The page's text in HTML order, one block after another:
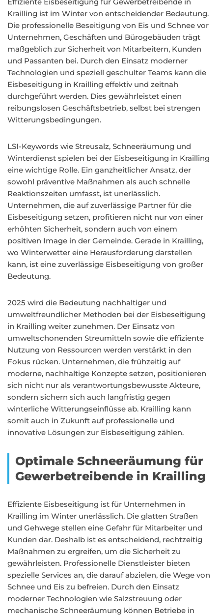
Krailling ist im Winter von entscheidender Bedeutung.
Die professionelle Beseitigung von Eis und Schnee vor
Unternehmen, Geschäften und Bürogebäuden trägt
maßgeblich zur Sicherheit von Mitarbeitern, Kunden
und Passanten bei. Durch den Einsatz moderner
Technologien und speziell geschulter Teams kann die
Eisbeseitigung in Krailling effektiv und zeitnah
durchgeführt werden. Dies gewährleistet einen
reibungslosen Geschäftsbetrieb, selbst bei strengen
Witterungsbedingungen.
LSI-Keywords wie Streusalz, Schneeräumung und
Winterdienst spielen bei der Eisbeseitigung in Krailling
eine wichtige Rolle. Ein ganzheitlicher Ansatz, der
sowohl präventive Maßnahmen als auch schnelle
Reaktionszeiten umfasst, ist unerlässlich.
Unternehmen, die auf zuverlässige Partner für die
Eisbeseitigung setzen, profitieren nicht nur von einer
erhöhten Sicherheit, sondern auch von einem
positiven Image in der Gemeinde. Gerade in Krailling,
wo Winterwetter eine Herausforderung darstellen
kann, ist eine zuverlässige Eisbeseitigung von großer
Bedeutung.
2025 wird die Bedeutung nachhaltiger und
umweltfreundlicher Methoden bei der Eisbeseitigung
in Krailling weiter zunehmen. Der Einsatz von
umweltschonenden Streumitteln sowie die effiziente
Nutzung von Ressourcen werden verstärkt in den
Fokus rücken. Unternehmen, die frühzeitig auf
moderne, nachhaltige Konzepte setzen, positionieren
sich nicht nur als verantwortungsbewusste Akteure,
sondern sichern sich auch langfristig gegen
winterliche Witterungseinflüsse ab. Krailling kann
somit auch in Zukunft auf professionelle und
innovative Lösungen zur Eisbeseitigung zählen.
Optimale Schneeräumung für
Gewerbetreibende in Krailling
Effiziente Eisbeseitigung ist für Unternehmen in
Krailling im Winter unerlässlich. Die glatten Straßen
und Gehwege stellen eine Gefahr für Mitarbeiter und
Kunden dar. Deshalb ist es entscheidend, rechtzeitig
Maßnahmen zu ergreifen, um die Sicherheit zu
gewährleisten. Professionelle Dienstleister bieten
spezielle Services an, die darauf abzielen, die Wege von
Schnee und Eis zu befreien. Durch den Einsatz
moderner Technologien wie Salzstreuung oder
mechanische Schneeräumung können Betriebe in